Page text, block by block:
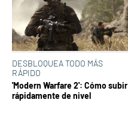
DESBLOQUEA TODO MÁS
RÁPIDO
'Modern Warfare 2': Cómo subir
rápidamente de nivel